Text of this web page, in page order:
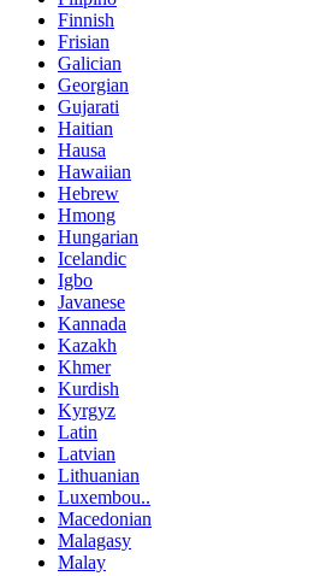
Finnish
Frisian
Galician
Georgian
Gujarati
Haitian
Hausa
Hawaiian
Hebrew
Hmong
Hungarian
Icelandic
Igbo
Javanese
Kannada
Kazakh
Khmer
Kurdish
Kyrgyz
Latin
Latvian
Lithuanian
Luxembou..
Macedonian
Malagasy
Malay